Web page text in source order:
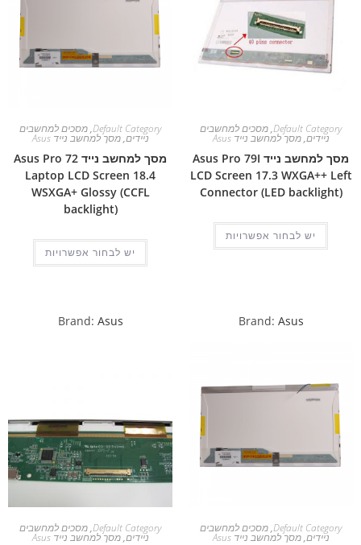
Default Category
,מסכים למחשבים
ניידים,מסך למחשב נייד Asus
מסך למחשב נייד Asus Pro 79I
LCD Screen 17.3 WXGA++ Left
Connector (LED backlight)
יש לבחור אפשרויות
Default Category
,מסכים למחשבים
ניידים,מסך למחשב נייד Asus
מסך למחשב נייד Asus Pro 72
Laptop LCD Screen 18.4
WSXGA+ Glossy (CCFL
backlight)
יש לבחור אפשרויות
Brand: Asus
Default Category
,מסכים למחשבים
ניידים,מסך למחשב נייד Asus
Brand: Asus
Default Category
,מסכים למחשבים
ניידים,מסך למחשב נייד Asus